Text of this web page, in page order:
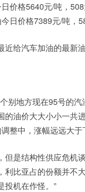
价格5640元/吨，
日价格7389元/吨，
给汽车加油的最新油
别地方现在95号的汽
油价大大小小一共
整中，涨幅远远大于
是结构性供应危机
比亚占的份额并不
投机在作怪。”